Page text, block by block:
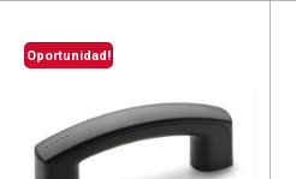
Oportunidad!